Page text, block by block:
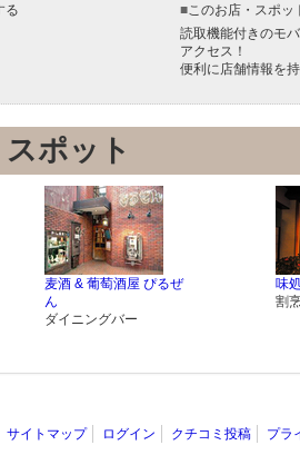
る ■ このお店・スポ
読取機能付きのモ
アクセス！
便利に店舗情報を
ポット
麦酒 & 葡萄酒屋 ぴるぜ
ん
ダイニングバー
味
割
サイトマップ ログイン クチコミ投稿 プラ